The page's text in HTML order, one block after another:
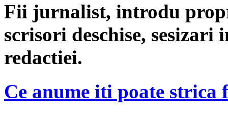
Fii jurnalist, introdu
scrisori deschise, sesizari
redactiei.
Ce anume iti poate strica